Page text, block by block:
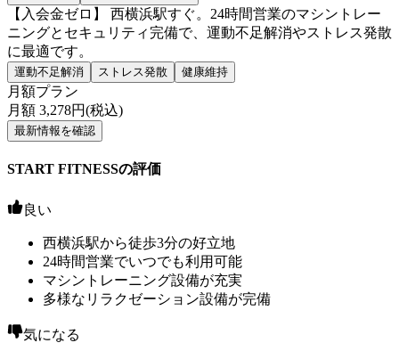
【入会金ゼロ】 西横浜駅すぐ。24時間営業のマシントレー
ニングとセキュリティ完備で、運動不足解消やストレス発散
に最適です。
運動不足解消 ストレス発散 健康維持
月額プラン
月額 3,278円(税込)
最新情報を確認
START FITNESSの評価
良い
西横浜駅から徒歩3分の好立地
24時間営業でいつでも利用可能
マシントレーニング設備が充実
多様なリラクゼーション設備が完備
気になる